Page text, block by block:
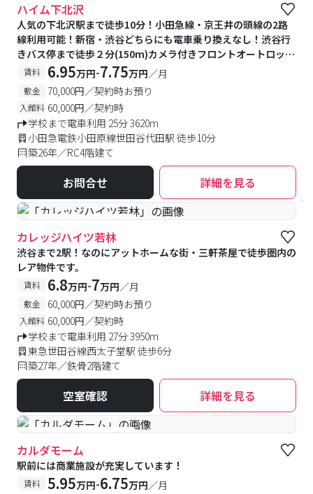
ハイム下北沢
人気の下北沢駅まで徒歩10分！小田急線・京王井の頭線の2路
線利用可能！新宿・渋谷どちらにも電車乗り換えなし！渋谷行
きバス停まで徒歩２分(150m)カメラ付きフロントオートロッ
ク・防犯カメラ付きで安心♪
賃料 6.95万円-7.75万円／月
敷金 70,000円／契約時お預り
入館料 60,000円／契約時
学校まで電車利用 25分 3620m
小田急電鉄小田原線世田谷代田駅 徒歩10分
築26年／RC4階建て
お問合せ 詳細を見る
#予約受付中 #空室待ち
カレッジハイツ若林
渋谷まで2駅！なのにアットホームな街・三軒茶屋で徒歩圏内の
レア物件です。
賃料 6.8万円-7万円／月
敷金 60,000円／契約時お預り
入館料 60,000円／契約時
学校まで電車利用 27分 3950m
東急世田谷線西太子堂駅 徒歩6分
築27年／鉄骨2階建て
空室確認 詳細を見る
#予約受付中 #空室待ち
カルダモーム
駅前には商業施設が充実しています！
賃料 5.95万円-6.75万円／月